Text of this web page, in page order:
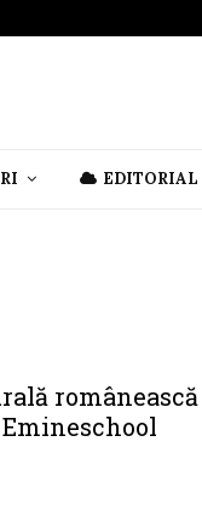
EDITORIAL
românească